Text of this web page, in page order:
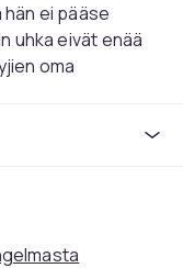
ei pääse
uhka eivät enää
oma